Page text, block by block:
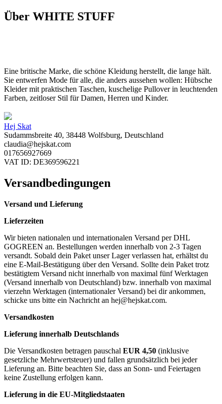
Über WHITE STUFF
Eine britische Marke, die schöne Kleidung herstellt, die lange hält.
Sie entwerfen Mode für alle, die anders aussehen wollen: Hübsche
Kleider mit praktischen Taschen, kuschelige Pullover in leuchtenden
Farben, zeitloser Stil für Damen, Herren und Kinder.
Hej Skat
Sudammsbreite 40, 38448 Wolfsburg, Deutschland
claudia@hejskat.com
017656927669
VAT ID: DE369596221
Versandbedingungen
Versand und Lieferung
Lieferzeiten
Wir bieten nationalen und internationalen Versand per DHL
GOGREEN an. Bestellungen werden innerhalb von 2-3 Tagen
versandt. Sobald dein Paket unser Lager verlassen hat, erhältst du
eine E-Mail-Bestätigung über den Versand. Sollte dein Paket trotz
bestätigtem Versand nicht innerhalb von maximal fünf Werktagen
(Versand innerhalb von Deutschland) bzw. innerhalb von maximal
vierzehn Werktagen (internationaler Versand) bei dir ankommen,
schicke uns bitte ein Nachricht an hej@hejskat.com.
Versandkosten
Lieferung innerhalb Deutschlands
Die Versandkosten betragen pauschal EUR 4,50 (inklusive
gesetzliche Mehrwertsteuer) und fallen grundsätzlich bei jeder
Lieferung an. Bitte beachten Sie, dass an Sonn- und Feiertagen
keine Zustellung erfolgen kann.
Lieferung in die EU-Mitgliedstaaten